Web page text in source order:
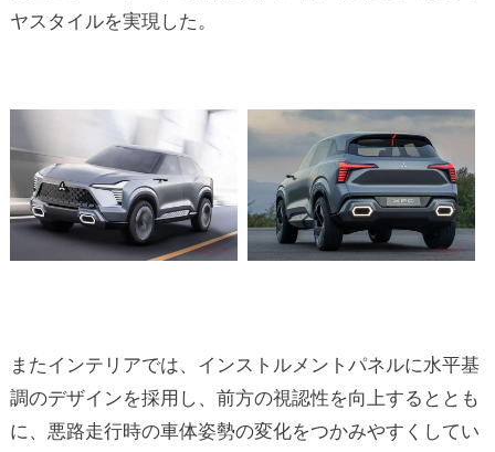
ヤスタイルを実現した。
またインテリアでは、インストルメントパネルに水平基
調のデザインを採用し、前方の視認性を向上するととも
に、悪路走行時の車体姿勢の変化をつかみやすくしてい